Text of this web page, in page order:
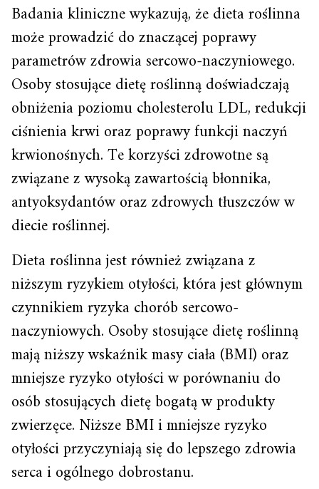
Badania kliniczne wykazują, że dieta roślinna
może prowadzić do znaczącej poprawy
parametrów zdrowia sercowo-naczyniowego.
Osoby stosujące dietę roślinną doświadczają
obniżenia poziomu cholesterolu LDL, redukcji
ciśnienia krwi oraz poprawy funkcji naczyń
krwionośnych. Te korzyści zdrowotne są
związane z wysoką zawartością błonnika,
antyoksydantów oraz zdrowych tłuszczów w
diecie roślinnej.
Dieta roślinna jest również związana z
niższym ryzykiem otyłości, która jest głównym
czynnikiem ryzyka chorób sercowo-
naczyniowych. Osoby stosujące dietę roślinną
mają niższy wskaźnik masy ciała (BMI) oraz
mniejsze ryzyko otyłości w porównaniu do
osób stosujących dietę bogatą w produkty
zwierzęce. Niższe BMI i mniejsze ryzyko
otyłości przyczyniają się do lepszego zdrowia
serca i ogólnego dobrostanu.